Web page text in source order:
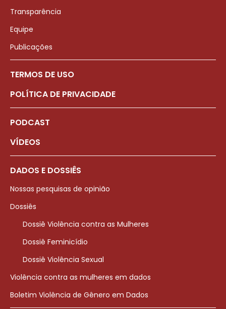
Transparência
Equipe
Publicações
TERMOS DE USO
POLÍTICA DE PRIVACIDADE
PODCAST
VÍDEOS
DADOS E DOSSIÊS
Nossas pesquisas de opinião
Dossiês
Dossiê Violência contra as Mulheres
Dossiê Feminicídio
Dossiê Violência Sexual
Violência contra as mulheres em dados
Boletim Violência de Gênero em Dados